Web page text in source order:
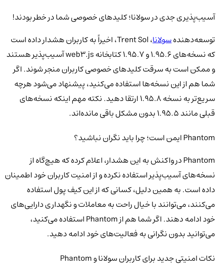
آسیب‌پذیری جدی در سولانا؛ کلیدهای خصوصی شما در خطر بودند!
توسعه‌دهندهسولانا
، Trent Sol، اخیراً به کاربران هشدار داده است
که نسخه‌های 1.95.6 و 1.95.7 کتابخانه web3.js آسیب‌پذیر هستند
و ممکن است به سرقت کلیدهای خصوصی کاربران منجر شوند. اگر
شما هم از این نسخه‌ها استفاده می‌کنید، پیشنهاد می‌شود هرچه
سریع‌تر به نسخه 1.95.8 ارتقا دهید. نکته مهم اینکه نسخه‌های
قبلی مانند 1.95.5 بدون مشکل باقی مانده‌اند.
Phantom ایمن است؛ چرا باید نگران نباشید؟
Phantom در واکنش به این هشدار، اعلام کرده که هیچ‌گاه از
نسخه‌های آسیب‌پذیر استفاده نکرده و از امنیت کاربران خود اطمینان
داده است. به همین دلیل، کسانی که از این کیف پول استفاده
می‌کنند، می‌توانند با خیال راحت به معاملات و نگهداری دارایی‌های
خود ادامه دهند. اگر شما هم از Phantom استفاده می‌کنید،
می‌توانید بدون نگرانی به فعالیت‌های خود ادامه دهید.
نکات امنیتی جدید برای کاربران سولانا و Phantom